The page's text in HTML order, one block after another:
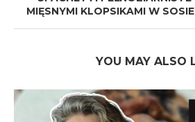
MIĘSNYMI KLOPSIKAMI W
YOU MAY ALSO